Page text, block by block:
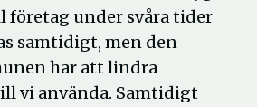
företag under svåra tider
samtidigt, men den
har att lindra
vi använda. Samtidigt